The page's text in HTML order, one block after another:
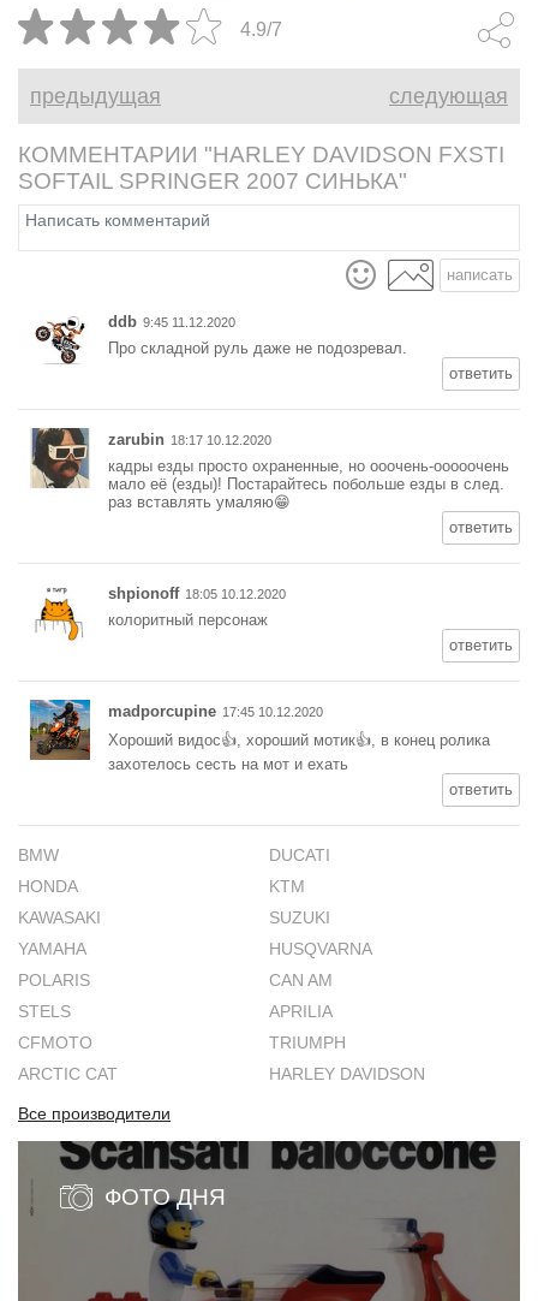
экземпляров на платформе
Softail.
4.9/7
предыдущая следующая
КОММЕНТАРИИ "HARLEY DAVIDSON FXSTI
SOFTAIL SPRINGER 2007 СИНЬКА"
написать
ddb 9:45 11.12.2020
Про складной руль даже не подозревал.
ответить
zarubin 18:17 10.12.2020
кадры езды просто охраненные, но ооочень-ооооочень
мало её (езды)! Постарайтесь побольше езды в след.
раз вставлять умаляю😁
ответить
shpionoff 18:05 10.12.2020
колоритный персонаж
ответить
madporcupine 17:45 10.12.2020
Хороший видос👍, хороший мотик👍, в конец ролика
захотелось сесть на мот и ехать
ответить
BMW
DUCATI
HONDA
KTM
KAWASAKI
SUZUKI
YAMAHA
HUSQVARNA
POLARIS
CAN AM
STELS
APRILIA
CFMOTO
TRIUMPH
ARCTIC CAT
HARLEY DAVIDSON
Все производители
ФОТО ДНЯ